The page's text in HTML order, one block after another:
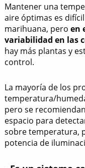
Mantener una
aire óptimas es
marihuana, pero en
variabilidad en las
hay más plantas y
control.
La mayoría de los
temperatura/
pero se
espacio para
sobre ​​temperatura,
potencia de